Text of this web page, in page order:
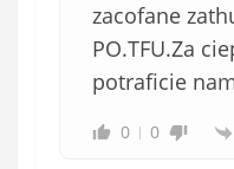
zacofane
PO.TFU.Za
potraficie
0 0